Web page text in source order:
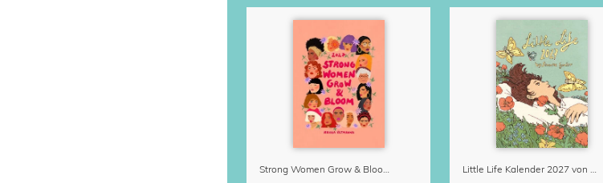
Strong Women Grow & Bloom Kalender 2027 Little Life Kalender 2027 von Simone Goder